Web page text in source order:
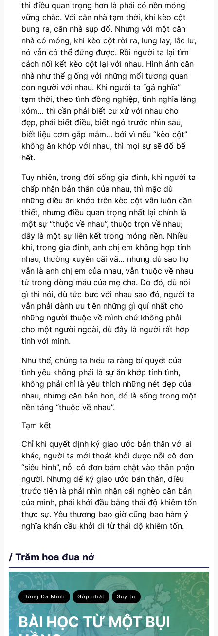
thì điều quan trọng hơn là phải có nền móng
vững chắc. Với căn nhà tạm thời, khi kèo cột
bung ra, căn nhà sụp đổ. Nhưng với một căn
nhà có móng, khi kèo cột rời ra, lung lay, lắc lư,
nó vẫn có thể đứng được. Rồi người ta lại tìm
cách nối kết kèo cột lại với nhau. Hình ảnh căn
nhà như thế giống với những mối tương quan
con người với nhau. Khi người ta “gá nghĩa”
tạm thời, theo tình đồng nghiệp, tình nghĩa làng
xóm… thì cần phải biết cư xử với nhau cho
đẹp, phải biết điều, biết ngó trước nhìn sau,
biết liệu cơm gắp mắm… bởi vì nếu “kèo cột”
không ăn khớp với nhau, thì mọi sự sẽ đổ bể
hết.
Tuy nhiên, trong đời sống gia đình, khi người ta
chấp nhận bản thân của nhau, thì mặc dù
những điều ăn khớp trên kèo cột vẫn luôn cần
thiết, nhưng điều quan trọng nhất lại chính là
một sự “thuộc về nhau”, thuộc trọn về nhau;
đây là một sự liên kết trong móng nền. Nhiều
khi, trong gia đình, anh chị em không hợp tính
nhau, thường xuyên cãi vã… nhưng dù sao họ
vẫn là anh chị em của nhau, vẫn thuộc về nhau
từ trong dòng máu của mẹ cha. Do đó, dù nói
gì thì nói, dù tức bực với nhau sao đó, người ta
vẫn phải dành ưu tiên những gì quí nhất cho
những người thuộc về mình chứ không phải
cho một người ngoài, dù đây là người rất hợp
tính với mình.
Như thế, chúng ta hiểu ra rằng bí quyết của
tình yêu không phải là sự ăn khớp tính tình,
không phải chỉ là yêu thích những nét đẹp của
nhau, nhưng căn bản hơn, đó là sống trong một
nền tảng “thuộc về nhau”.
Tạm kết
Chỉ khi quyết định ký giao ước bản thân với ai
khác, người ta mới thoát khỏi được nỗi cô đơn
“siêu hình”, nỗi cô đơn bám chặt vào thân phận
người. Nhưng để ký giao ước bản thân, điều
trước tiên là phải nhìn nhận cái nghèo căn bản
của mình, phải khởi đầu bằng thái độ khiêm tốn
thực sự. Yêu thương bao giờ cũng bao hàm ý
nghĩa khẩn cầu khởi đi từ thái độ khiêm tốn.
/ Trăm hoa đua nở
Dòng Đa Minh Góp nhặt Suy tư
BÀI HỌC TỪ MỘT BỤI